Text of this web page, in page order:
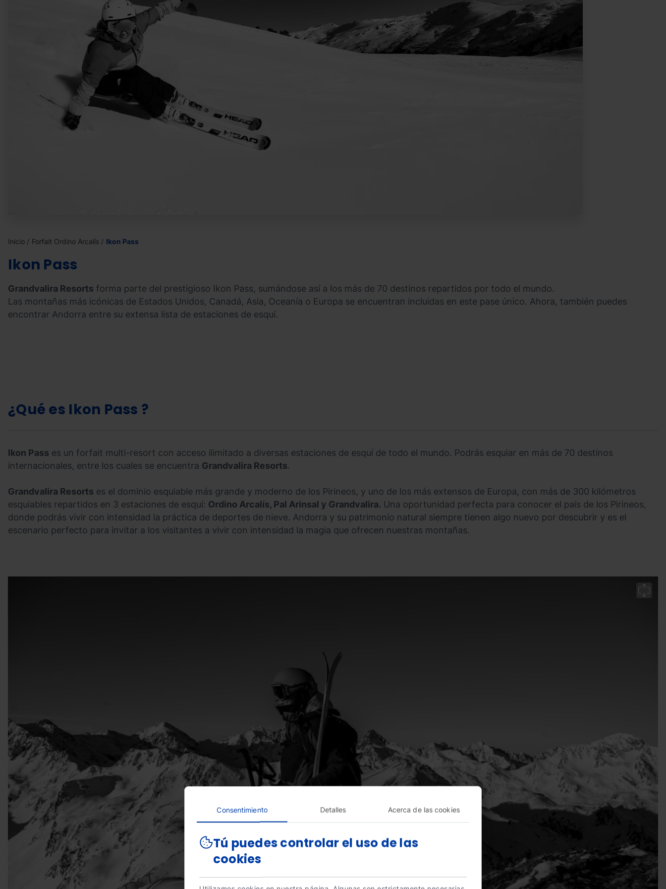
Consentimiento Detalles Acerca de las cookies
Tú puedes controlar el uso de las
cookies
Inicio Forfait Ordino Arcalís Ikon Pass
Ikon Pass
Grandvalira Resorts forma parte del prestigioso Ikon Pass, sumándose así a los más de 70 destinos repartidos por todo el mundo.
Las montañas más icónicas de Estados Unidos, Canadá, Asia, Oceanía o Europa se encuentran incluidas en este pase único. Ahora, también puedes
encontrar Andorra entre su extensa lista de estaciones de esquí.
¿Qué es Ikon Pass ?
Ikon Pass es un forfait multi-resort con acceso ilimitado a diversas estaciones de esquí de todo el mundo. Podrás esquiar en más de 70 destinos
internacionales, entre los cuales se encuentra Grandvalira Resorts.
Grandvalira Resorts es el dominio esquiable más grande y moderno de los Pirineos, y uno de los más extensos de Europa, con más de 300 kilómetros
esquiables repartidos en 3 estaciones de esquí: Ordino Arcalís, Pal Arinsal y Grandvalira. Una oportunidad perfecta para conocer el país de los Pirineos,
donde podrás vivir con intensidad la práctica de deportes de nieve. Andorra y su patrimonio natural siempre tienen algo nuevo por descubrir y es el
escenario perfecto para invitar a los visitantes a vivir con intensidad la magia que ofrecen nuestras montañas.